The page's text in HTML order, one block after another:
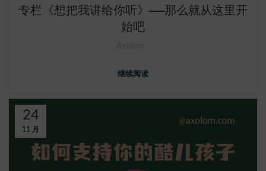
专栏《想把我讲给你听》——那么就从这里开
始吧
继续阅读
24
11 月